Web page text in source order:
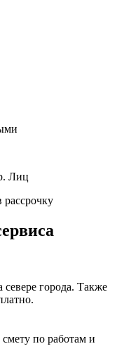
Лиц
рассрочку
севере города. Также
по работам и